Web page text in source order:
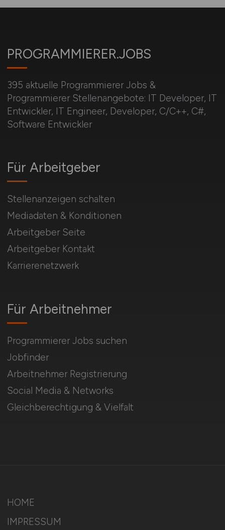
PROGRAMMIERER.JOBS
395 aktuelle Programmierer Jobs &
Programmierer Stellenangebote: IT Developer, IT
Entwickler, IT Engineer, Developer, C/C++, C#,
Software Entwickler
Für Arbeitnehmer
Programmierer Jobs suchen
Jobfinder
Arbeitnehmer Registrierung
Social Media & Networks
Gleichberechtigung & Vielfalt
Für Arbeitgeber
Stellenanzeigen schalten
Mediadaten & Konditionen
Arbeitgeber Seite
Arbeitgeber Kontakt
Karrierenetzwerk
HOME
IMPRESSUM